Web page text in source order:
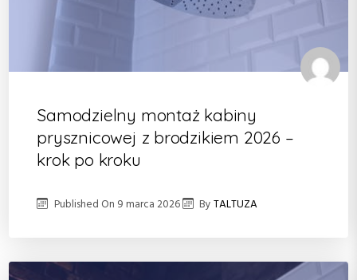
Samodzielny montaż kabiny
prysznicowej z brodzikiem 2026 –
krok po kroku
Published On 9 marca 2026 ByTALTUZA